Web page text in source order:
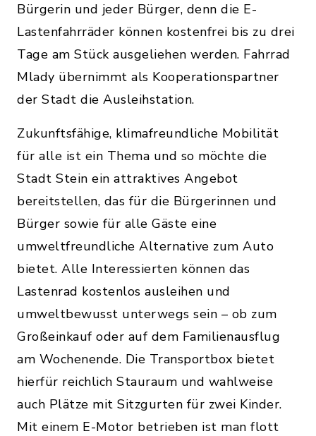
Bürgerin und jeder Bürger, denn die E-
Lastenfahrräder können kostenfrei bis zu drei
Tage am Stück ausgeliehen werden. Fahrrad
Mlady übernimmt als Kooperationspartner
der Stadt die Ausleihstation.
Zukunftsfähige, klimafreundliche Mobilität
für alle ist ein Thema und so möchte die
Stadt Stein ein attraktives Angebot
bereitstellen, das für die Bürgerinnen und
Bürger sowie für alle Gäste eine
umweltfreundliche Alternative zum Auto
bietet. Alle Interessierten können das
Lastenrad kostenlos ausleihen und
umweltbewusst unterwegs sein – ob zum
Großeinkauf oder auf dem Familienausflug
am Wochenende. Die Transportbox bietet
hierfür reichlich Stauraum und wahlweise
auch Plätze mit Sitzgurten für zwei Kinder.
Mit einem E-Motor betrieben ist man flott